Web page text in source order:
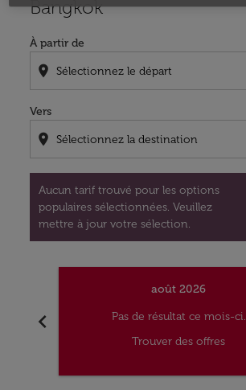
Bangkok
À partir de
location_on
Vers
location_on
Aucun tarif trouvé pour les options
populaires sélectionnées. Veuillez
mettre à jour votre sélection.
chevron_left
août 2026
Pas de résultat ce mois-ci.
Trouver des offres